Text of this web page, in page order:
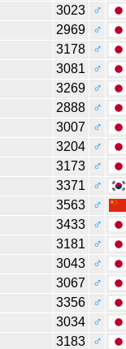
3023
♂
2969
♂
3178
♂
3081
♂
3269
♂
2888
♂
3007
♂
3204
♂
3173
♂
3371
♂
3563
♂
3433
♂
3181
♂
3043
♂
3067
♂
3356
♂
3034
♂
3183
♂